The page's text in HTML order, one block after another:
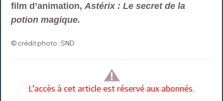
film d’animation,Astérix : Le secret de la
potion magique.
© crédit photo : SND
L’accès à cet article est réservé aux abonnés.